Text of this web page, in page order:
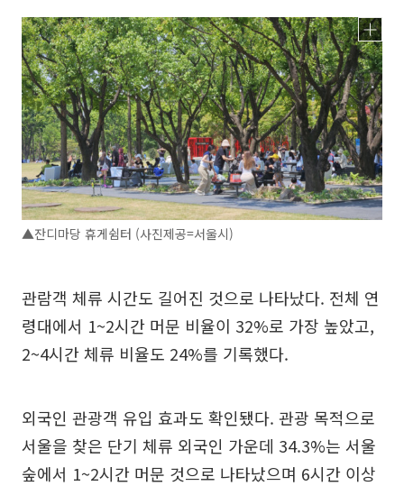
▲잔디마당 휴게쉼터 (사진제공=서울시)
관람객 체류 시간도 길어진 것으로 나타났다. 전체 연
령대에서 1~2시간 머문 비율이 32%로 가장 높았고,
2~4시간 체류 비율도 24%를 기록했다.
외국인 관광객 유입 효과도 확인됐다. 관광 목적으로
서울을 찾은 단기 체류 외국인 가운데 34.3%는 서울
숲에서 1~2시간 머문 것으로 나타났으며 6시간 이상